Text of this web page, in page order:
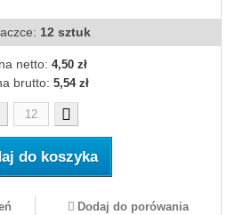
12 sztuk
netto: 4,50 zł
brutto: 5,54 zł
do koszyka
Dodaj do porówania